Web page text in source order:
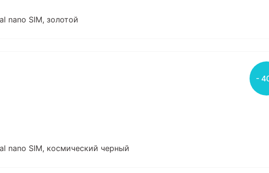
nano SIM, золотой
-
nano SIM, космический черный